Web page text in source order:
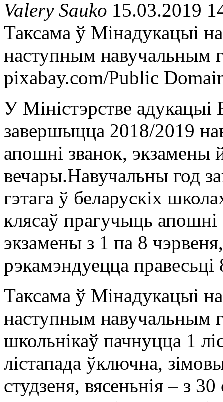
Valery Sauko 15.03.2019
Таксама ў Мінадукацыі
наступным навучальным
pixabay.com/Public
У Міністэрстве адукацыі
завершыцца 2018/2019
апошні званок, экзамены
вечары.Навучальны год
гэтага ў беларускіх
клясаў прагучыць
экзамены з 1 па 8
рэкамэндуецца правесьці
Таксама ў Мінадукацыі
наступным навучальным
школьнікаў пачнуцца 1
лістапада ўключна,
студзеня, вясеньнія – з